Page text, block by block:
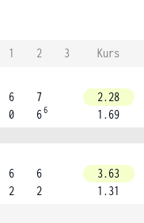
1 2 3
Kurs
6
0
7
66
2.28
1.69
6
2
6
2
3.63
1.31